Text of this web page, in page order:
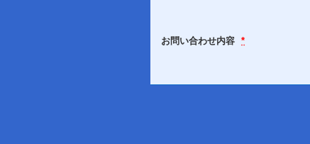
お問い合わせ内容 *